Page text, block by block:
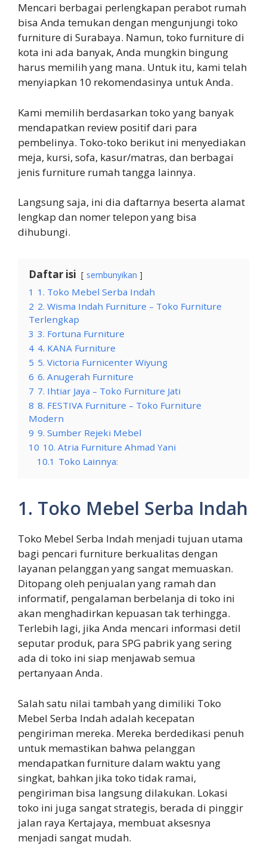
Mencari berbagai perlengkapan perabot rumah
bisa Anda temukan dengan mengunjungi toko
furniture di Surabaya. Namun, toko furniture di
kota ini ada banyak, Anda mungkin bingung
harus memilih yang mana. Untuk itu, kami telah
menyiapkan 10 rekomendasinya untuk Anda.
Kami memilih berdasarkan toko yang banyak
mendapatkan review positif dari para
pembelinya. Toko-toko berikut ini menyediakan
meja, kursi, sofa, kasur/matras, dan berbagai
jenis furniture rumah tangga lainnya.
Langsung saja, ini dia daftarnya beserta alamat
lengkap dan nomer telepon yang bisa
dihubungi.
Daftar isi sembunyikan
1 1. Toko Mebel Serba Indah
2 2. Wisma Indah Furniture – Toko Furniture
Terlengkap
3 3. Fortuna Furniture
4 4. KANA Furniture
5 5. Victoria Furnicenter Wiyung
6 6. Anugerah Furniture
7 7. Ihtiar Jaya – Toko Furniture Jati
8 8. FESTIVA Furniture – Toko Furniture
Modern
9 9. Sumber Rejeki Mebel
10 10. Atria Furniture Ahmad Yani
10.1 Toko Lainnya:
1. Toko Mebel Serba Indah
Toko Mebel Serba Indah menjadi tujuan utama
bagi pencari furniture berkualitas dengan
layanan pelanggan yang sangat memuaskan.
Ditopang oleh penjualan yang ramah dan
informatif, pengalaman berbelanja di toko ini
akan menghadirkan kepuasan tak terhingga.
Terlebih lagi, jika Anda mencari informasi detil
seputar produk, para SPG pabrik yang sering
ada di toko ini siap menjawab semua
pertanyaan Anda.
Salah satu nilai tambah yang dimiliki Toko
Mebel Serba Indah adalah kecepatan
pengiriman mereka. Mereka berdedikasi penuh
untuk memastikan bahwa pelanggan
mendapatkan furniture dalam waktu yang
singkat, bahkan jika toko tidak ramai,
pengiriman bisa langsung dilakukan. Lokasi
toko ini juga sangat strategis, berada di pinggir
jalan raya Kertajaya, membuat aksesnya
menjadi sangat mudah.